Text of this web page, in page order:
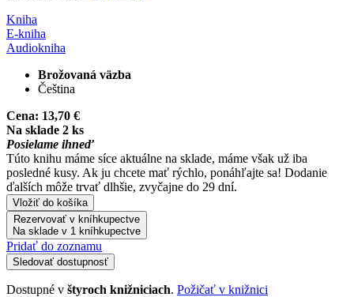
Kniha
E-kniha
Audiokniha
Brožovaná väzba
Čeština
Cena: 13,70 €
Na sklade 2 ks
Posielame ihneď
Túto knihu máme síce aktuálne na sklade, máme však už iba
posledné kusy. Ak ju chcete mať rýchlo, ponáhľajte sa! Dodanie
ďalších môže trvať dlhšie, zvyčajne do 29 dní.
Vložiť do košíka
Rezervovať v kníhkupectve
Na sklade v 1 kníhkupectve
Pridať do zoznamu
Sledovať dostupnosť
Dostupné v štyroch knižniciach. Požičať v knižnici